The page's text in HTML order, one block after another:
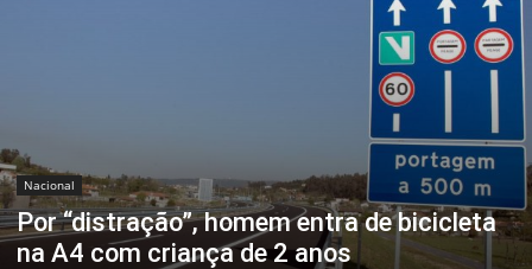
Nacional
Por “distração”, homem entra de bicicleta
na A4 com criança de 2 anos